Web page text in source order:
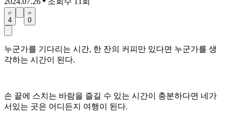
4 0
누군가를 기다리는 시간, 한 잔의 커피만 있다면 누군가를 생
각하는 시간이 된다.
손 끝에 스치는 바람을 즐길 수 있는 시간이 충분하다면 네가
서있는 곳은 어디든지 여행이 된다.